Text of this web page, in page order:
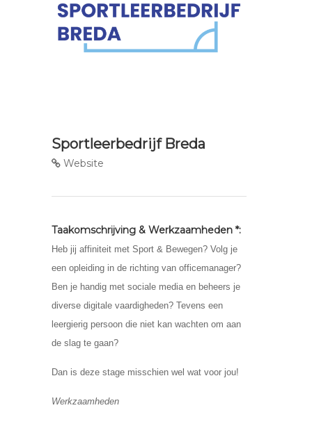
Sportleerbedrijf Breda
Website
Taakomschrijving & Werkzaamheden *:
Heb jij affiniteit met Sport & Bewegen? Volg je
een opleiding in de richting van officemanager?
Ben je handig met sociale media en beheers je
diverse digitale vaardigheden? Tevens een
leergierig persoon die niet kan wachten om aan
de slag te gaan?
Dan is deze stage misschien wel wat voor jou!
Werkzaamheden